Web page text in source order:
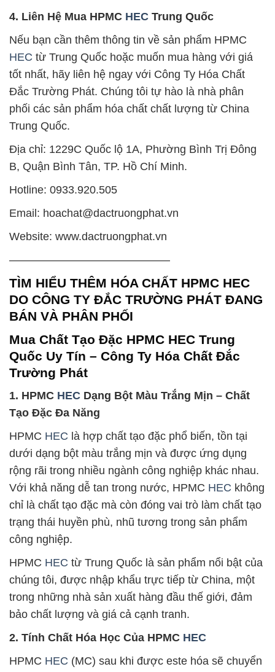
4. Liên Hệ Mua HPMC HEC Trung Quốc
Nếu bạn cần thêm thông tin về sản phẩm HPMC
HEC từ Trung Quốc hoặc muốn mua hàng với giá
tốt nhất, hãy liên hệ ngay với Công Ty Hóa Chất
Đắc Trường Phát. Chúng tôi tự hào là nhà phân
phối các sản phẩm hóa chất chất lượng từ China
Trung Quốc.
Địa chỉ: 1229C Quốc lộ 1A, Phường Bình Trị Đông
B, Quận Bình Tân, TP. Hồ Chí Minh.
Hotline: 0933.920.505
Email: hoachat@dactruongphat.vn
Website: www.dactruongphat.vn
——————————————–
TÌM HIỂU THÊM HÓA CHẤT HPMC HEC
DO CÔNG TY ĐẮC TRƯỜNG PHÁT ĐANG
BÁN VÀ PHÂN PHỐI
Mua Chất Tạo Đặc HPMC HEC Trung
Quốc Uy Tín – Công Ty Hóa Chất Đắc
Trường Phát
1. HPMC HEC Dạng Bột Màu Trắng Mịn – Chất
Tạo Đặc Đa Năng
HPMC HEC là hợp chất tạo đặc phổ biến, tồn tại
dưới dạng bột màu trắng mịn và được ứng dụng
rộng rãi trong nhiều ngành công nghiệp khác nhau.
Với khả năng dễ tan trong nước, HPMC HEC không
chỉ là chất tạo đặc mà còn đóng vai trò làm chất tạo
trạng thái huyền phù, nhũ tương trong sản phẩm
công nghiệp.
HPMC HEC từ Trung Quốc là sản phẩm nổi bật của
chúng tôi, được nhập khẩu trực tiếp từ China, một
trong những nhà sản xuất hàng đầu thế giới, đảm
bảo chất lượng và giá cả cạnh tranh.
2. Tính Chất Hóa Học Của HPMC HEC
HPMC HEC (MC) sau khi được este hóa sẽ chuyển